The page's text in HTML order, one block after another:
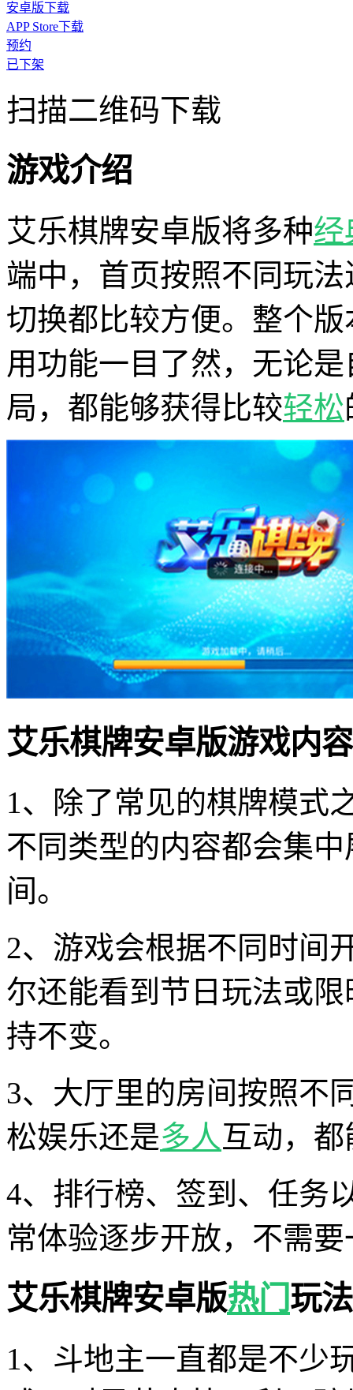
安卓版下载
APP Store下载
预约
已下架
扫描二维码下载
游戏介绍
艾乐棋牌安卓版将多种经
端中，首页按照不同玩
切换都比较方便。整个
用功能一目了然，无论
局，都能够获得比较轻松
艾乐棋牌安卓版游戏内容
1、除了常见的棋牌模式
不同类型的内容都会集
间。
2、游戏会根据不同时间
尔还能看到节日玩法或
持不变。
3、大厅里的房间按照不
松娱乐还是多人互动，
4、排行榜、签到、任务
常体验逐步开放，不需
艾乐棋牌安卓版热门玩法
1、斗地主一直都是不少